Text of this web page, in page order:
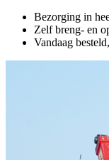
Bezorging in
Zelf breng- en
Vandaag